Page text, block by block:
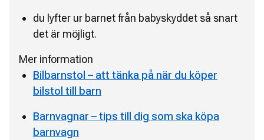
du lyfter ur barnet från babyskyddet så snart
det är möjligt.
Mer information
Bilbarnstol – att tänka på när du köper
bilstol till barn
Barnvagnar – tips till dig som ska köpa
barnvagn